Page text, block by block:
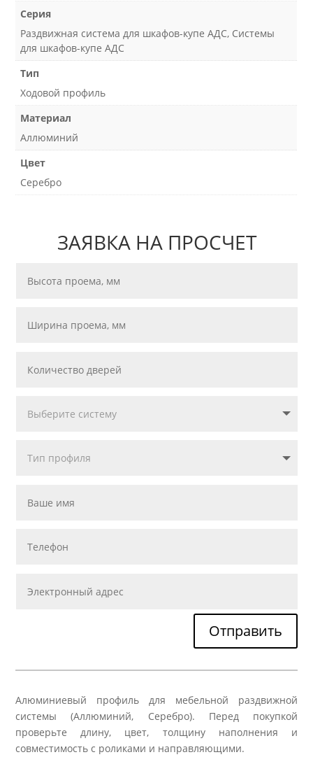
Серия
Раздвижная система для шкафов-купе АДС, Системы
для шкафов-купе АДС
Тип
Ходовой профиль
Материал
Аллюминий
Цвет
Серебро
ЗАЯВКА НА ПРОСЧЕТ
Отправить
Алюминиевый профиль для мебельной раздвижной
системы (Аллюминий, Серебро). Перед покупкой
проверьте длину, цвет, толщину наполнения и
совместимость с роликами и направляющими.